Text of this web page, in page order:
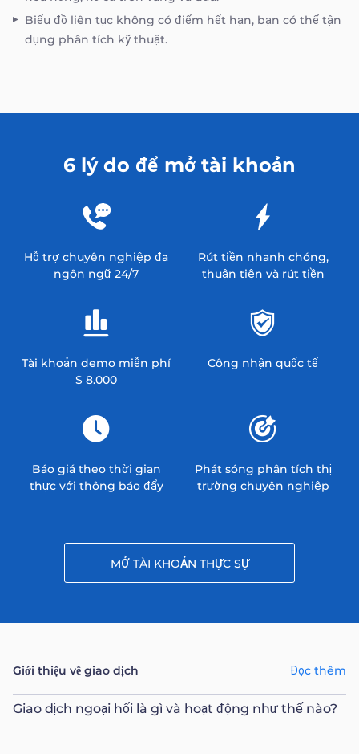
Biểu đồ liên tục không có điểm hết hạn, bạn có thể tận
dụng phân tích kỹ thuật.
6 lý do để mở tài khoản
Hỗ trợ chuyên nghiệp đa
ngôn ngữ 24/7
Rút tiền nhanh chóng,
thuận tiện và rút tiền
Tài khoản demo miễn phí
$ 8.000
Công nhận quốc tế
Báo giá theo thời gian
thực với thông báo đẩy
Phát sóng phân tích thị
trường chuyên nghiệp
MỞ TÀI KHOẢN THỰC SỰ
Giới thiệu về giao dịch Đọc thêm
Giao dịch ngoại hối là gì và hoạt động như thế nào?